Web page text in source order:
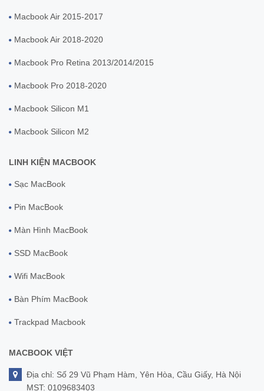
Macbook Air 2015-2017
Macbook Air 2018-2020
Macbook Pro Retina 2013/2014/2015
Macbook Pro 2018-2020
Macbook Silicon M1
Macbook Silicon M2
LINH KIỆN MACBOOK
Sạc MacBook
Pin MacBook
Màn Hình MacBook
SSD MacBook
Wifi MacBook
Bàn Phím MacBook
Trackpad Macbook
MACBOOK VIỆT
Địa chỉ: Số 29 Vũ Phạm Hàm, Yên Hòa, Cầu Giấy, Hà Nội
MST: 0109683403